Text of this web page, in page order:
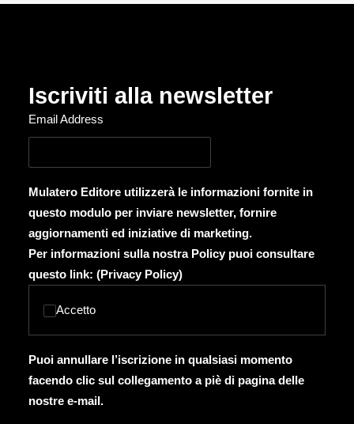
Iscriviti alla newsletter
Email Address
Mulatero Editore utilizzerà le informazioni fornite in
questo modulo per inviare newsletter, fornire
aggiornamenti ed iniziative di marketing.
Per informazioni sulla nostra Policy puoi consultare
questo link: (Privacy Policy)
Accetto
Puoi annullare l’iscrizione in qualsiasi momento
facendo clic sul collegamento a piè di pagina delle
nostre e-mail.